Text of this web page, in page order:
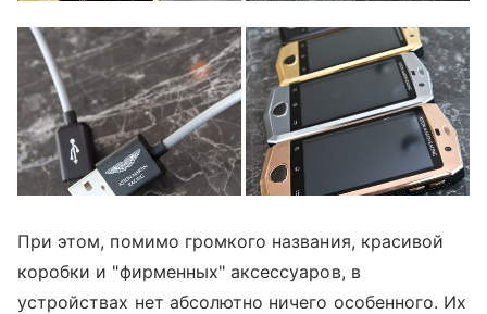
При этом, помимо громкого названия, красивой
коробки и "фирменных" аксессуаров, в
устройствах нет абсолютно ничего особенного. Их